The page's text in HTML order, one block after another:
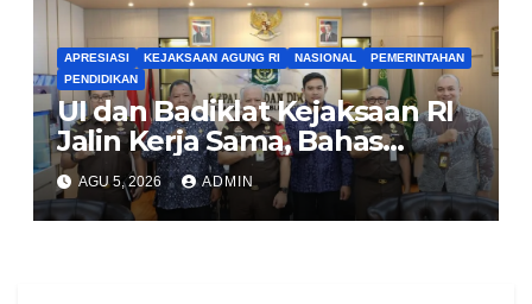
APRESIASI KEJAKSAAN AGUNG RI NASIONAL
PEMERINTAHAN
PENDIDIKAN
UI dan Badiklat Kejaksaan RI
Jalin Kerja Sama, Bahas
Pembentukan Pusat Studi
Kajian Kejaksaan
AGU 5, 2026 ADMIN